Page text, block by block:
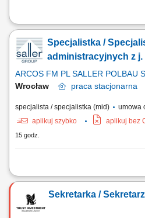
Ciekawe projekty Odpowiedzialność za
administracyjnych, takich jak np.
dokumentów, aktualizacja naszych
Zarządzanie naszą flotą pojazdów...
Specjalistka /
administracyjnych z j.
ARCOS FM PL SALLER POLBAU
Wrocław
praca stacjonarna
specjalista / specjalistka (mid) umowa
aplikuj szybko
aplikuj bez
15 godz.
Zakres obowiązków: Kompleksowa
poczty firmowej; Wsparcie w
zgłoszeń pracowniczych w systemie IT;
Sekretarka /